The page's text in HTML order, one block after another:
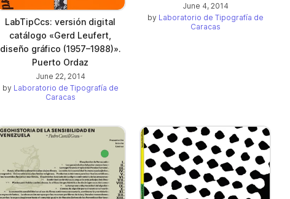
LabTipCcs: versión digital
catálogo «Gerd Leufert,
diseño gráfico (1957–1988)».
Puerto Ordaz
June 22, 2014
by Laboratorio de Tipografía de
Caracas
June 4, 2014
by Laboratorio de Tipografía de
Caracas